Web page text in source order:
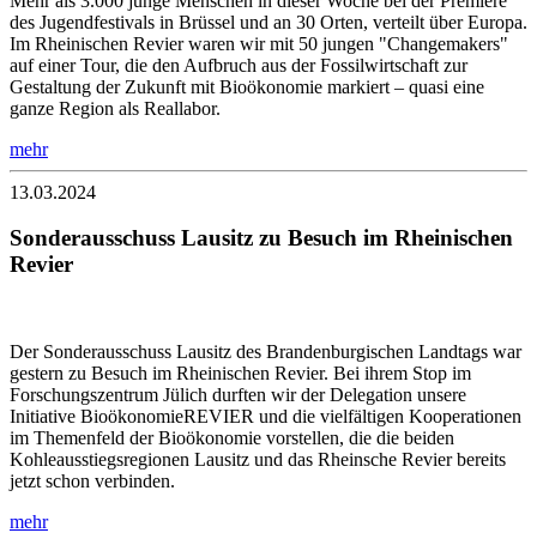
des Jugendfestivals in Brüssel und an 30 Orten, verteilt über Europa.
Im Rheinischen Revier waren wir mit 50 jungen "Changemakers"
auf einer Tour, die den Aufbruch aus der Fossilwirtschaft zur
Gestaltung der Zukunft mit Bioökonomie markiert – quasi eine
ganze Region als Reallabor.
mehr
13.03.2024
Sonderausschuss Lausitz zu Besuch im Rheinischen
Revier
Der Sonderausschuss Lausitz des Brandenburgischen Landtags war
gestern zu Besuch im Rheinischen Revier. Bei ihrem Stop im
Forschungszentrum Jülich durften wir der Delegation unsere
Initiative BioökonomieREVIER und die vielfältigen Kooperationen
im Themenfeld der Bioökonomie vorstellen, die die beiden
Kohleausstiegsregionen Lausitz und das Rheinsche Revier bereits
jetzt schon verbinden.
mehr